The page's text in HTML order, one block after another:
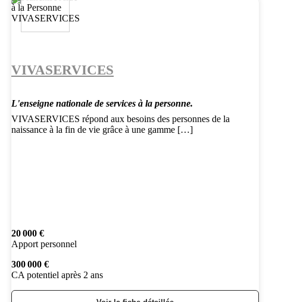
VIVASERVICES
L'enseigne nationale de services à la personne.
VIVASERVICES répond aux besoins des personnes de la
naissance à la fin de vie grâce à une gamme […]
20 000 €
Apport personnel
300 000 €
CA potentiel après 2 ans